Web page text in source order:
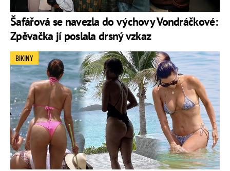
Šafářová se navezla do výchovy Vondráčkové:
Zpěvačka jí poslala drsný vzkaz
BIKINY